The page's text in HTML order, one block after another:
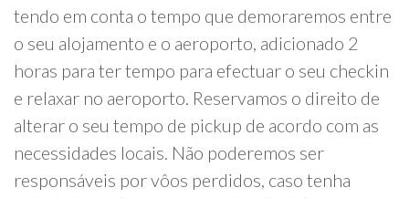
tendo em conta o tempo que demoraremos entre
o seu alojamento e o aeroporto, adicionado 2
horas para ter tempo para efectuar o seu checkin
e relaxar no aeroporto. Reservamos o direito de
alterar o seu tempo de pickup de acordo com as
necessidades locais. Não poderemos ser
responsáveis por vôos perdidos, caso tenha